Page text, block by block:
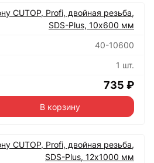
CUTOP, Profi, двойная резьба,
SDS-Plus, 10х600 мм
40-10600
1 шт.
735 ₽
В корзину
CUTOP, Profi, двойная резьба,
SDS-Plus, 12х1000 мм